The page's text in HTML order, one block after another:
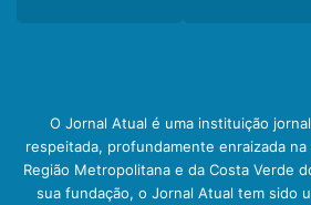
O Jornal Atual é uma instituição
respeitada, profundamente enraizada
Região Metropolitana e da Costa Verde
sua fundação, o Jornal Atual tem sido